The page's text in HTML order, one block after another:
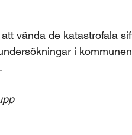
vända de katastrofala
i